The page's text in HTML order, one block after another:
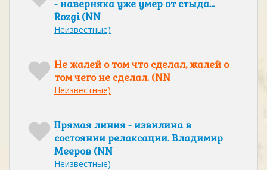
- наверняка уже умер от стыда...
Rozgi (NN
Неизвестные)
Hе жалей о том что сделал, жалей о
том чего не сделал. (NN
Неизвестные)
Прямая линия - извилина в
состоянии релаксации. Владимир
Мееров (NN
Неизвестные)